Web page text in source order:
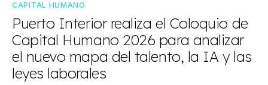
CAPITAL HUMANO
Puerto Interior realiza el Coloquio de
Capital Humano 2026 para analizar
el nuevo mapa del talento, la IA y las
leyes laborales